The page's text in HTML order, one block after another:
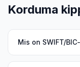
Korduma
Mis on SWIFT/